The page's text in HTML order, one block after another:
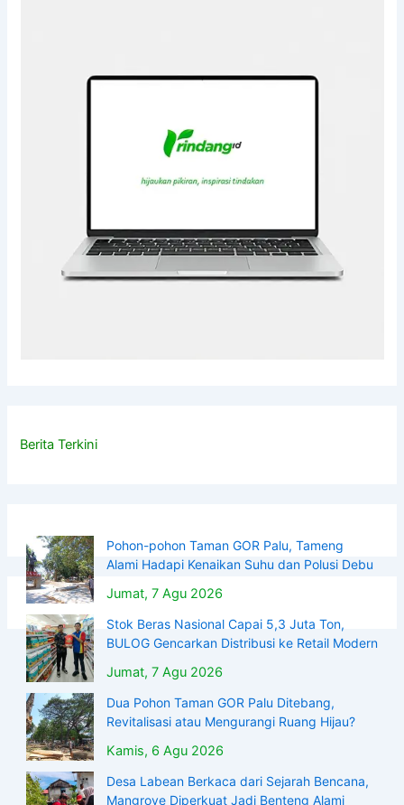
Berita Terkini
Pohon-pohon Taman GOR Palu, Tameng
Alami Hadapi Kenaikan Suhu dan Polusi Debu
Jumat, 7 Agu 2026
Stok Beras Nasional Capai 5,3 Juta Ton,
BULOG Gencarkan Distribusi ke Retail Modern
Jumat, 7 Agu 2026
Dua Pohon Taman GOR Palu Ditebang,
Revitalisasi atau Mengurangi Ruang Hijau?
Kamis, 6 Agu 2026
Desa Labean Berkaca dari Sejarah Bencana,
Mangrove Diperkuat Jadi Benteng Alami